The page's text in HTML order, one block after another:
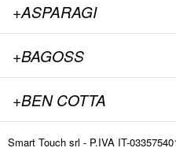
+ASPARAGI
+BAGOSS
+BEN COTTA
+BRESAOLA